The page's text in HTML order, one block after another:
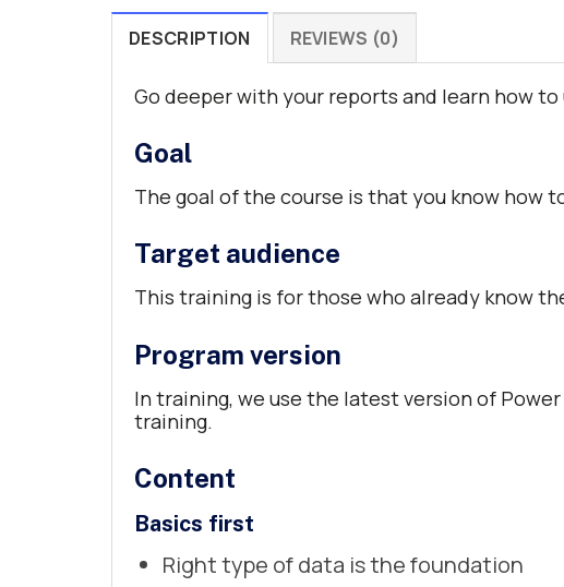
DESCRIPTION REVIEWS (0)
Go deeper with your reports and learn how
Goal
The goal of the course is that you know how
Target audience
This training is for those who already know
Program version
In training, we use the latest version of
training.
Content
Basics first
Right type of data is the foundation